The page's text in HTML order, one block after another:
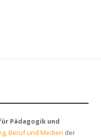
Pädagogik und
Beruf und Medien der